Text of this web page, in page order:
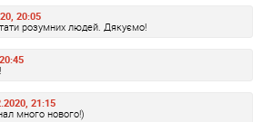
20:05
розумних людей. Дякуємо!
21:15
много нового!)